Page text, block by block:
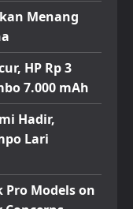
Menang
HP Rp 3
7.000 mAh
Hadir,
Lari
Pro Models on